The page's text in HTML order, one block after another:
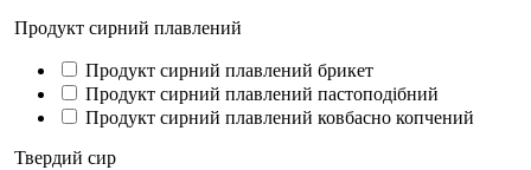
Продукт сирний плавлений
Продукт сирний плавлений брикет
Продукт сирний плавлений пастоподібний
Продукт сирний плавлений ковбасно копчений
Твердий сир